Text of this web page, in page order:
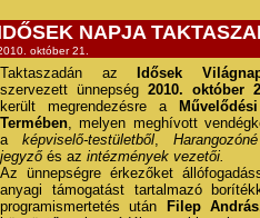
NAPJA
október 21.
Taktaszadán az Idősek
szervezett ünnepség 2010. október
került megrendezésre a
Termében, melyen meghívott
a képviselő-testületből,
jegyzőés az intézmények vezetői.
Az ünnepségre érkezőket
anyagi támogatást tartalmazó
programismertetés után
Filep